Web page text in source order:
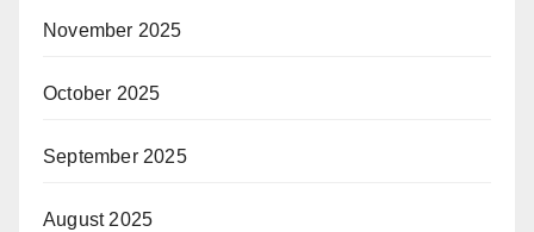
November 2025
October 2025
September 2025
August 2025